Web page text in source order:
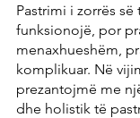
Pastrimi i zorrës
funksionojë, por
menaxhueshëm,
komplikuar. Në
prezantojmë me
dhe holistik të